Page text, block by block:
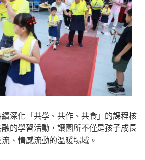
深化「共學、共作、共食」的課程核
的學習活動，讓園所不僅是孩子成長
、情感流動的溫暖場域。